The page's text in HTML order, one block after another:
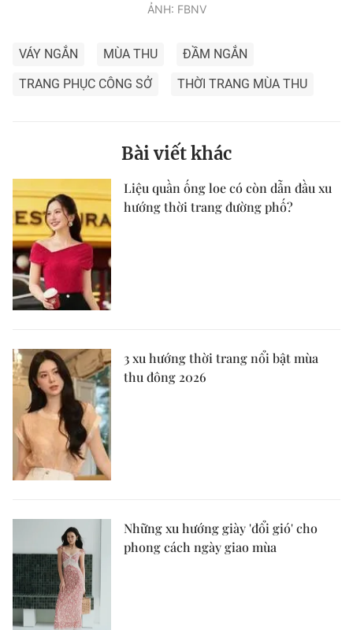
ẢNH: FBNV
VÁY NGẮN MÙA THU
ĐẦM NGẮN
TRANG PHỤC CÔNG SỞ
THỜI TRANG MÙA THU
Bài viết khác
Liệu quần ống loe có còn dẫn đầu xu
hướng thời trang đường phố?
3 xu hướng thời trang nổi bật mùa
thu đông 2026
Những xu hướng giày 'đổi gió' cho
phong cách ngày giao mùa